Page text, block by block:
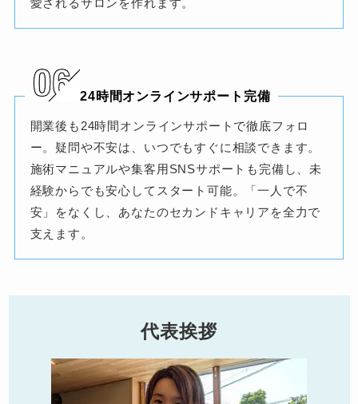
24時間オンラインサポート完備
開業後も24時間オンラインサポートで徹底フォロ
ー。疑問や不安は、いつでもすぐに相談できます。
施術マニュアルや集客用SNSサポートも完備し、未
経験からでも安心してスタート可能。「一人で不
安」をなくし、あなたのセカンドキャリアを全力で
支えます。
代表挨拶